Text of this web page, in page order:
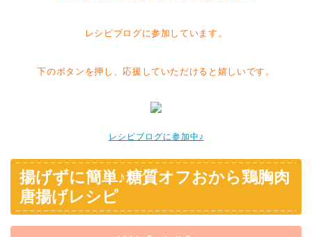
レシピブログに参加しています。
下のボタンを押し、応援していただけると嬉しいです。
レシピブログに参加中♪
揚げずに簡単♪糖質オフおから鶏胸肉
唐揚げレシピ